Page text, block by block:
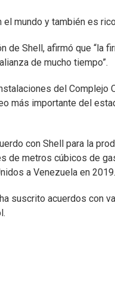
mundo y también es
de Shell, afirmó que “la
de mucho tiempo”.
del Complejo
más importante del
con Shell para la
de metros cúbicos de
a Venezuela en 2019.
suscrito acuerdos con